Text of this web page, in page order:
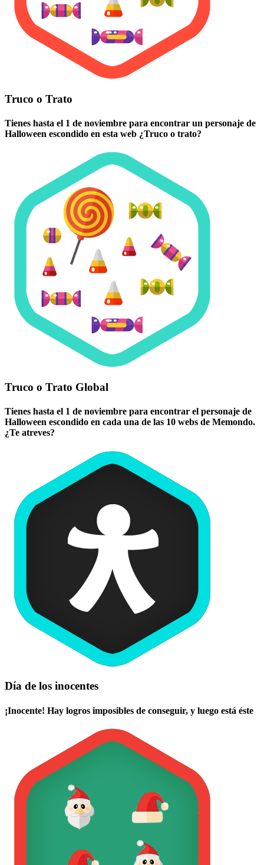
Truco o Trato
Tienes hasta el 1 de noviembre para encontrar un personaje de
Halloween escondido en esta web ¿Truco o trato?
Truco o Trato Global
Tienes hasta el 1 de noviembre para encontrar el personaje de
Halloween escondido en cada una de las 10 webs de Memondo.
¿Te atreves?
Día de los inocentes
¡Inocente! Hay logros imposibles de conseguir, y luego está éste